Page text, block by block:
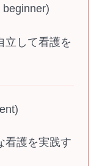
立して看護を
看護を実践す